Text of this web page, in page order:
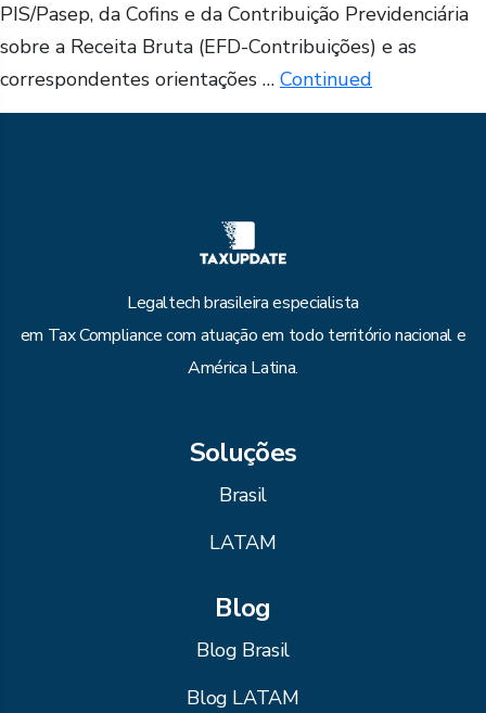
PIS/Pasep, da Cofins e da Contribuição Previdenciária
sobre a Receita Bruta (EFD-Contribuições) e as
correspondentes orientações … Continued
Legaltech brasileira especialista
em Tax Compliance com atuação em todo território nacional e
América Latina.
Soluções
Brasil
LATAM
Blog
Blog Brasil
Blog LATAM